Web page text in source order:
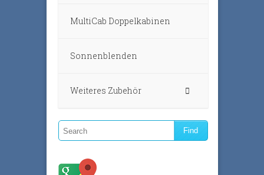
MultiCab Doppelkabinen
Sonnenblenden
Weiteres Zubehör